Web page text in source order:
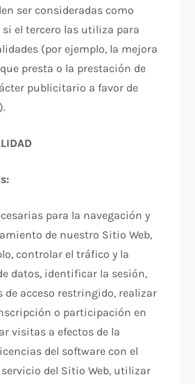
ser consideradas como
el tercero las utiliza para
(por ejemplo, la mejora
presta o la prestación de
publicitario a favor de
para la navegación y
de nuestro Sitio Web,
controlar el tráfico y la
datos, identificar la sesión,
de acceso restringido, realizar
o participación en
visitas a efectos de la
del software con el
del Sitio Web, utilizar